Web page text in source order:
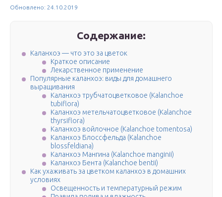
Обновлено: 24.10.2019
Содержание:
Каланхоэ — что это за цветок
Краткое описание
Лекарственное применение
Популярные каланхоэ: виды для домашнего
выращивания
Каланхоэ трубчатоцветковое (Kalanchoe
tubiflora)
Каланхоэ метельчатоцветковое (Kalanchoe
thyrsiflora)
Каланхоэ войлочное (Kalanchoe tomentosa)
Каланхоэ Блоссфельда (Kalanchoe
blossfeldiana)
Каланхоэ Мангина (Kalanchoe manginii)
Каланхоэ Бента (Kalanchoe bentii)
Как ухаживать за цветком каланхоэ в домашних
условиях
Освещенность и температурный режим